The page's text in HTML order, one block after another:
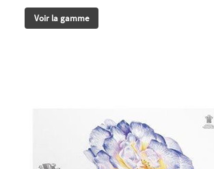
Voir la gamme